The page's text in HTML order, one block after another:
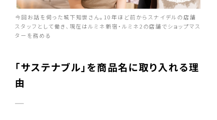
今回お話を伺った城下知世さん。10年ほど前からスナイデルの店舗
スタッフとして働き、現在はルミネ新宿・ルミネ2の店舗でショップマス
ターを務める
「サステナブル」を商品名に取り入れる理
由